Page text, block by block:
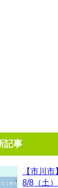
記事
【市川
8/8（土